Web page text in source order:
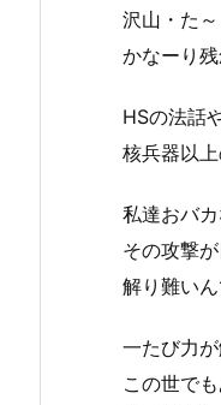
沢山・た
かなーり
HSの法話
核兵器以
私達おバ
その攻撃
解り難い
一たび力
この世で